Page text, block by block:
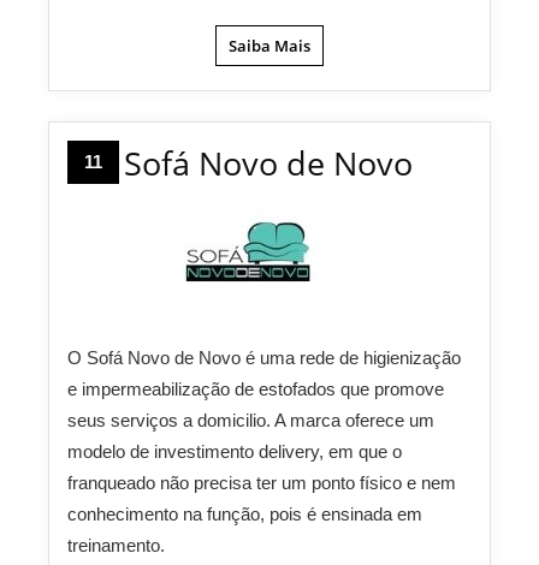
Saiba Mais
11 Sofá Novo de Novo
O Sofá Novo de Novo é uma rede de higienização
e impermeabilização de estofados que promove
seus serviços a domicilio. A marca oferece um
modelo de investimento delivery, em que o
franqueado não precisa ter um ponto físico e nem
conhecimento na função, pois é ensinada em
treinamento.